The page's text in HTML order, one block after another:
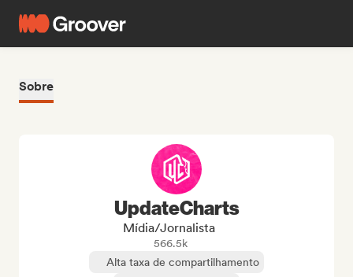
Sobre
UpdateCharts
Mídia/Jornalista
566.5k
Alta taxa de compartilhamento